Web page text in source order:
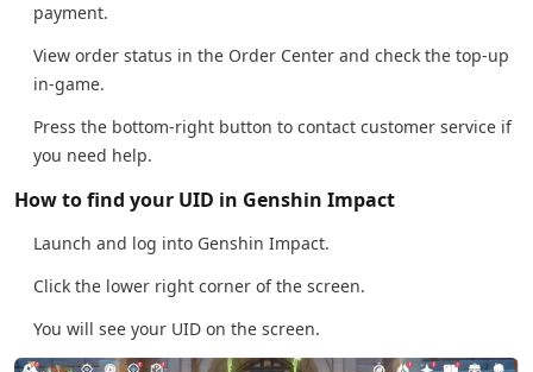
payment.
View order status in the Order Center and check the top-up
in-game.
Press the bottom-right button to contact customer service if
you need help.
How to find your UID in Genshin Impact
Launch and log into Genshin Impact.
Click the lower right corner of the screen.
You will see your UID on the screen.